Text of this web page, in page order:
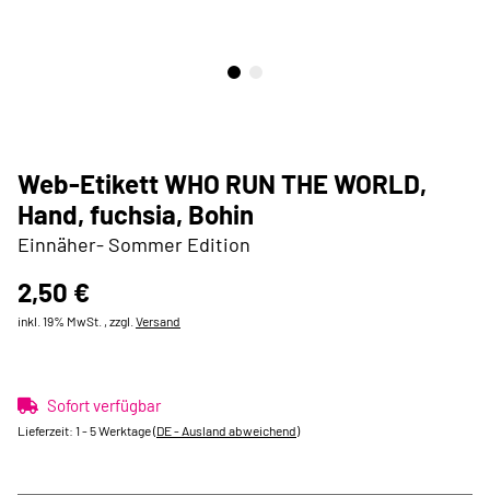
Web-Etikett WHO RUN THE WORLD,
Hand, fuchsia, Bohin
Einnäher- Sommer Edition
2,50 €
inkl. 19% MwSt. , zzgl. Versand
Sofort verfügbar
Lieferzeit: 1 - 5 Werktage(DE - Ausland abweichend)